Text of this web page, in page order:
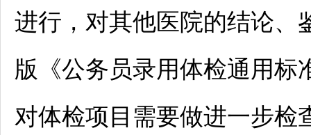
进行，对其他医院的结论、
版《公务员录用体检通用标
对体检项目需要做进一步检